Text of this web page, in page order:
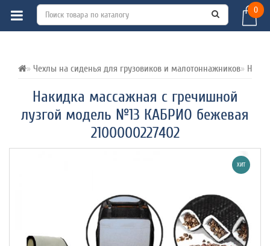
0
Чехлы на сиденья для грузовиков и малотоннажников
Накидка массажная с гречишной
лузгой модель №13 КАБРИО бежевая
2100000227402
ВСЕ О ТОВАРЕ ХАРАКТЕРИСТИКИ
ХИТ